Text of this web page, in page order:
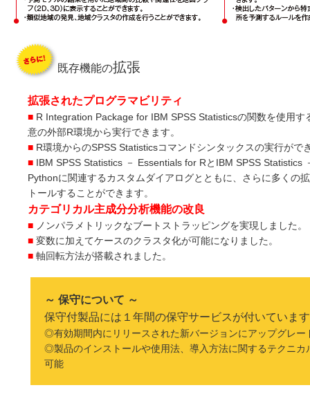
既存機能の拡張
拡張されたプログラマビリティ
■ R Integration Package for IBM SPSS Statisticsの関数を使用す
意の外部R環境から実行できます。
■ R環境からのSPSS Statisticsコマンドシンタックスの実行がで
■ IBM SPSS Statistics － Essentials for RとIBM SPSS Statistics
Pythonに関連するカスタムダイアログとともに、さらに多くの
トールすることができます。
カテゴリカル主成分分析機能の改良
■ ノンパラメトリックなブートストラッピングを実現しました。
■ 変数に加えてケースのクラスタ化が可能になりました。
■ 軸回転方法が搭載されました。
～ 保守について ～
保守付製品には１年間の保守サービスが付いていま
◎有効期間内にリリースされた新バージョンにアップグレー
◎製品のインストールや使用法、導入方法に関するテクニカ
可能